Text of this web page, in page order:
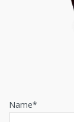
Name*